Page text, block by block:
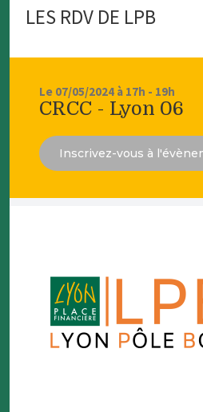
LES RDV DE LPB
Le 07/05/2024 à 17h - 19h
CRCC - Lyon 06
Inscrivez-vous à